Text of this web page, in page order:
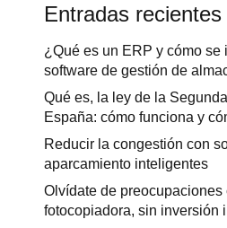
Entradas recientes
¿Qué es un ERP y cómo se
software de gestión de
Qué es, la ley de la
España: cómo funciona y
Reducir la congestión con
aparcamiento inteligentes
Olvídate de preocupaciones
fotocopiadora, sin inversión